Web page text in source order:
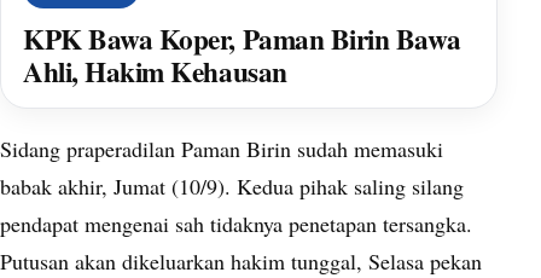
KPK Bawa Koper, Paman Birin Bawa
Ahli, Hakim Kehausan
Sidang praperadilan Paman Birin sudah memasuki
babak akhir, Jumat (10/9). Kedua pihak saling silang
pendapat mengenai sah tidaknya penetapan tersangka.
Putusan akan dikeluarkan hakim tunggal, Selasa pekan